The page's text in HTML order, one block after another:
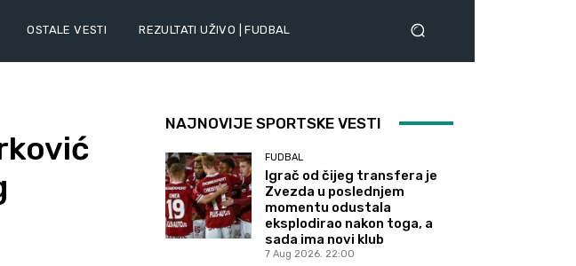
OSTALE VESTI REZULTATI UŽIVO | FUDBAL
NAJNOVIJE SPORTSKE VESTI
FUDBAL
Igrač od čijeg transfera je
Zvezda u poslednjem
momentu odustala
eksplodirao nakon toga, a
sada ima novi klub
7 Aug 2026. 22:00